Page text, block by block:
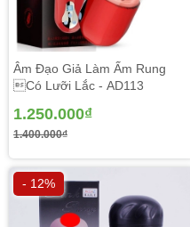
Hướng dẫn vệ sinh âm đạo
- Rút ruột vệ sinh âm đạo
hoặc xà phòng nhẹ
- Dùng khăn khô không đổ
phơi quạt.
Âm Đạo Giả Làm Ấm Rung
Có Lưỡi Lắc - AD113
1.250.000₫
1.400.000₫
- 12%